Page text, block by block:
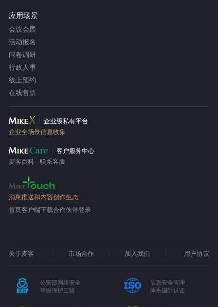
应用场景
会议会展
活动报名
问卷调研
行政人事
线上预约
在线售票
企业级私有平台
企业全场景信息收集
客户服务中心
麦客百科
联系客服
消息推送和内容创作生态
首页客户端下载合作伙伴登录
关于麦客 市场合作 加入我们 用户协议
公安部网络安全
等级保护三级
信息安全管理
体系国际认证